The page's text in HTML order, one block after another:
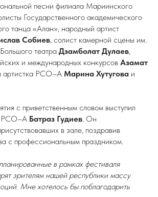
песни филиала Мариинского
Государственного академического
танца «Алан», народный артист
Собиев, солист камерной сцены им.
театра Дзамболат Дулаев,
и международных конкурсов Азамат
артистка РСО–А Марина Хутугова и
с приветственным словом выступил
РСО–А Батраз Гудиев. Он
в зале, поздравив
с профессиональным праздником.
в рамках фестиваля
зрителям нашей республики массу
Мне хотелось бы поблагодарить